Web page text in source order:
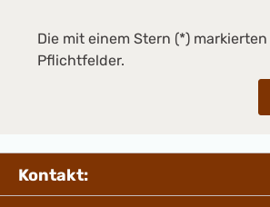
Die mit einem Stern (*)
Pflichtfelder.
Kontakt: